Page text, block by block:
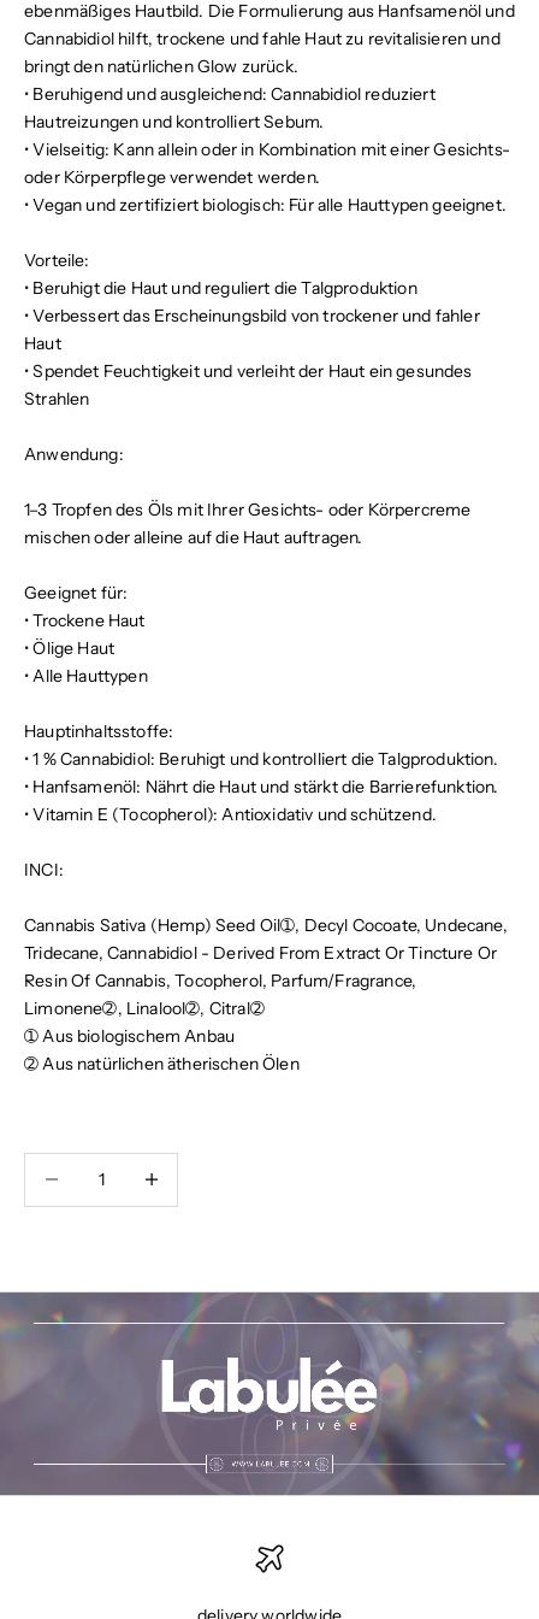
ebenmäßiges Hautbild. Die Formulierung aus Hanfsamenöl und
Cannabidiol hilft, trockene und fahle Haut zu revitalisieren und
bringt den natürlichen Glow zurück.
• Beruhigend und ausgleichend: Cannabidiol reduziert
Hautreizungen und kontrolliert Sebum.
•Vielseitig: Kann allein oder in Kombination mit einer Gesichts-
oder Körperpflege verwendet werden.
•Vegan und zertifiziert biologisch: Für alle Hauttypen geeignet.
Vorteile:
• Beruhigt die Haut und reguliert die Talgproduktion
•Verbessert das Erscheinungsbild von trockener und fahler
Haut
•Spendet Feuchtigkeit und verleiht der Haut ein gesundes
Strahlen
Anwendung:
1–3 Tropfen des Öls mit Ihrer Gesichts- oder Körpercreme
mischen oder alleine auf die Haut auftragen.
Geeignet für:
•Trockene Haut
•Ölige Haut
•Alle Hauttypen
Hauptinhaltsstoffe:
•1 % Cannabidiol: Beruhigt und kontrolliert die Talgproduktion.
• Hanfsamenöl: Nährt die Haut und stärkt die Barrierefunktion.
•Vitamin E (Tocopherol): Antioxidativ und schützend.
INCI:
Cannabis Sativa (Hemp) Seed Oil➀, Decyl Cocoate, Undecane,
Tridecane, Cannabidiol - Derived From Extract Or Tincture Or
Resin Of Cannabis, Tocopherol, Parfum/Fragrance,
Limonene➁, Linalool➁, Citral➁
➀ Aus biologischem Anbau
➁ Aus natürlichen ätherischen Ölen